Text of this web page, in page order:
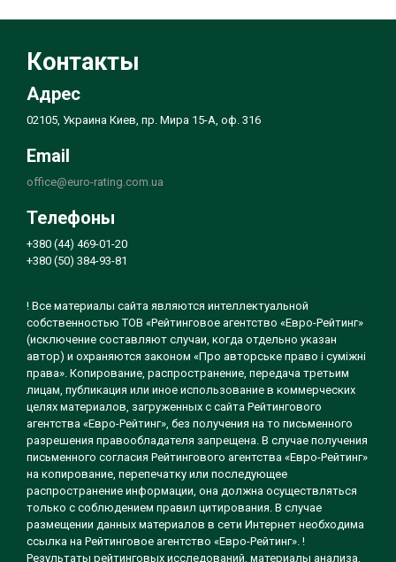
Контакты
Адрес
02105, Украина Киев, пр. Мира 15-А, оф. 316
Email
office@euro-rating.com.ua
Телефоны
+380 (44) 469-01-20
+380 (50) 384-93-81
! Все материалы сайта являются интеллектуальной
собственностью ТОВ «Рейтинговое агентство «Евро-Рейтинг»
(исключение составляют случаи, когда отдельно указан
автор) и охраняются законом «Про авторське право і суміжні
права». Копирование, распространение, передача третьим
лицам, публикация или иное использование в коммерческих
целях материалов, загруженных с сайта Рейтингового
агентства «Евро-Рейтинг», без получения на то письменного
разрешения правообладателя запрещена. В случае получения
письменного согласия Рейтингового агентства «Евро-Рейтинг»
на копирование, перепечатку или последующее
распространение информации, она должна осуществляться
только с соблюдением правил цитирования. В случае
размещении данных материалов в сети Интернет необходима
ссылка на Рейтинговое агентство «Евро-Рейтинг». !
Результаты рейтинговых исследований, материалы анализа,